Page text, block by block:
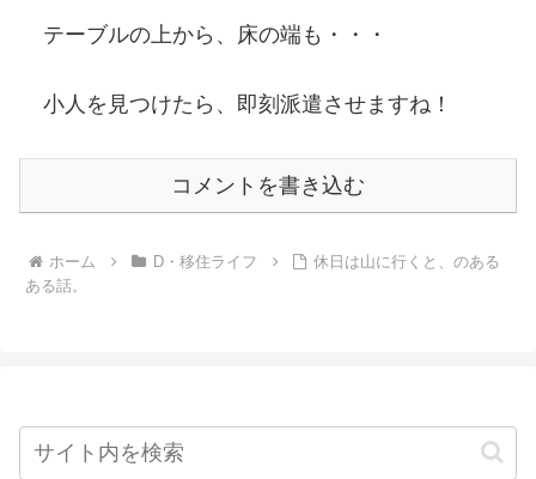
テーブルの上から、床の端も・・・
小人を見つけたら、即刻派遣させますね！
コメントを書き込む
ホーム D・移住ライフ
休日は山に行くと、のある
ある話。